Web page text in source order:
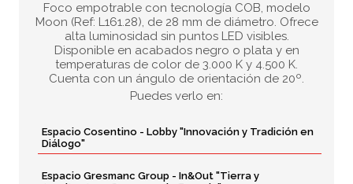
Foco empotrable con tecnología COB, modelo
Moon (Ref: L161.28), de 28 mm de diámetro. Ofrece
alta luminosidad sin puntos LED visibles.
Disponible en acabados negro o plata y en
temperaturas de color de 3.000 K y 4.500 K.
Cuenta con un ángulo de orientación de 20º.
Puedes verlo en:
Espacio Cosentino - Lobby "Innovación y Tradición en
Diálogo"
Espacio Gresmanc Group - In&Out "Tierra y